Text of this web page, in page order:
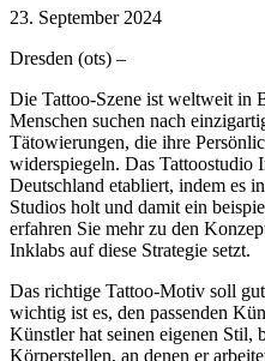
23. September 2024
Dresden (ots) –
Die Tattoo-Szene ist weltweit in
Menschen suchen nach
Tätowierungen, die ihre
widerspiegeln. Das Tattoostudio
Deutschland etabliert, indem es
Studios holt und damit ein
erfahren Sie mehr zu den
Inklabs auf diese Strategie setzt.
Das richtige Tattoo-Motiv soll
wichtig ist es, den passenden
Künstler hat seinen eigenen Stil,
Körperstellen, an denen er